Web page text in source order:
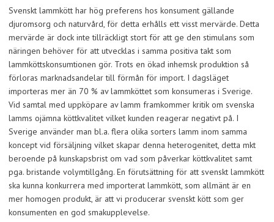
Svenskt lammkött har hög preferens hos konsument gällande
djuromsorg och naturvård, för detta erhålls ett visst mervärde. Detta
mervärde är dock inte tillräckligt stort för att ge den stimulans som
näringen behöver för att utvecklas i samma positiva takt som
lammköttskonsumtionen gör. Trots en ökad inhemsk produktion så
förloras marknadsandelar till förmån för import. I dagsläget
importeras mer än 70 % av lammköttet som konsumeras i Sverige.
Vid samtal med uppköpare av lamm framkommer kritik om svenska
lamms ojämna köttkvalitet vilket kunden reagerar negativt på. I
Sverige använder man bl.a. flera olika sorters lamm inom samma
koncept vid försäljning vilket skapar denna heterogenitet, detta mkt
beroende på kunskapsbrist om vad som påverkar köttkvalitet samt
pga. bristande volymtillgång. En förutsättning för att svenskt lammkött
ska kunna konkurrera med importerat lammkött, som allmänt är en
mer homogen produkt, är att vi producerar svenskt kött som ger
konsumenten en god smakupplevelse.